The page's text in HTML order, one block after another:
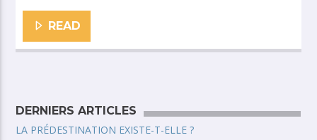
READ
DERNIERS ARTICLES
LA PRÉDESTINATION EXISTE-T-ELLE ?